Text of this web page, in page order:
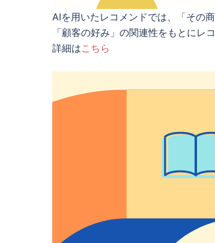
AIを用いたレコメンドでは、「その
「顧客の好み」の関連性をもとにレ
詳細はこちら